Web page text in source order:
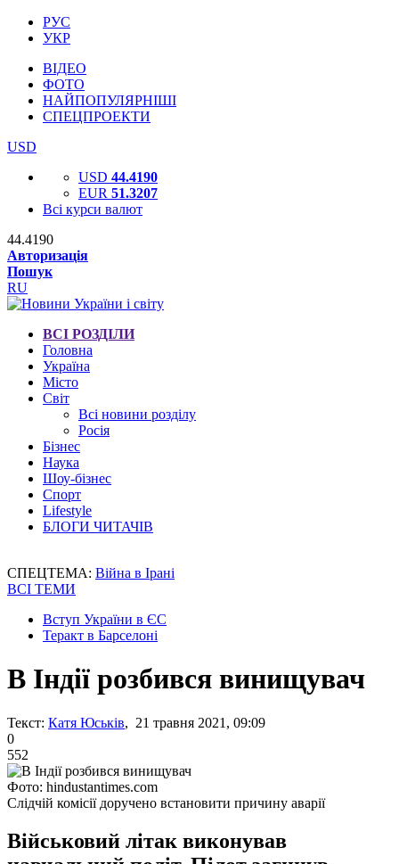
РУС
УКР
ВІДЕО
ФОТО
НАЙПОПУЛЯРНІШІ
СПЕЦПРОЕКТИ
USD
USD 44.4190
EUR 51.3207
Всі курси валют
44.4190
Авторизація
Пошук
RU
ВСІ РОЗДІЛИ
Головна
Україна
Місто
Світ
Всі новини розділу
Росія
Бізнес
Наука
Шоу-бізнес
Спорт
Lifestyle
БЛОГИ ЧИТАЧІВ
СПЕЦТЕМА: Війна в Ірані
ВСІ ТЕМИ
Вступ України в ЄС
Теракт в Барселоні
В Індії розбився винищувач
Текст: Катя Юськів, 21 травня 2021, 09:09
0
552
Фото: hindustantimes.com
Слідчій комісії доручено встановити причину аварії
Військовий літак виконував